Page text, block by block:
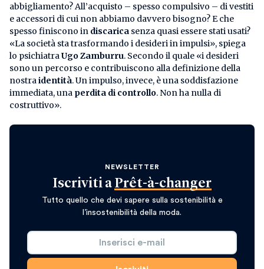
abbigliamento? All’acquisto – spesso compulsivo – di vestiti
e accessori di cui non abbiamo davvero bisogno? E che
spesso finiscono in discarica senza quasi essere stati usati?
«La società sta trasformando i desideri in impulsi», spiega
lo psichiatraUgo Zamburru. Secondo il quale «i desideri
sono un percorso e contribuiscono alla definizione della
nostraidentità. Un impulso, invece, è una soddisfazione
immediata, una perdita di controllo. Non ha nulla di
costruttivo».
NEWSLETTER
Iscriviti a Prêt-à-changer
Tutto quello che devi sapere sulla sostenibilità e
l’insostenibilità della moda.